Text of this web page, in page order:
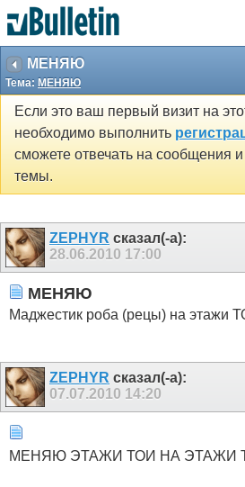
МЕНЯЮ
Тема: МЕНЯЮ
Если это ваш первый визит на
необходимо выполнить
сможете отвечать на сообщения
темы.
ZEPHYR сказал(-а):
28.06.2010 17:00
МЕНЯЮ
Маджестик роба (рецы) на этажи
ZEPHYR сказал(-а):
07.07.2010 14:20
МЕНЯЮ ЭТАЖИ ТОИ НА ЭТАЖИ